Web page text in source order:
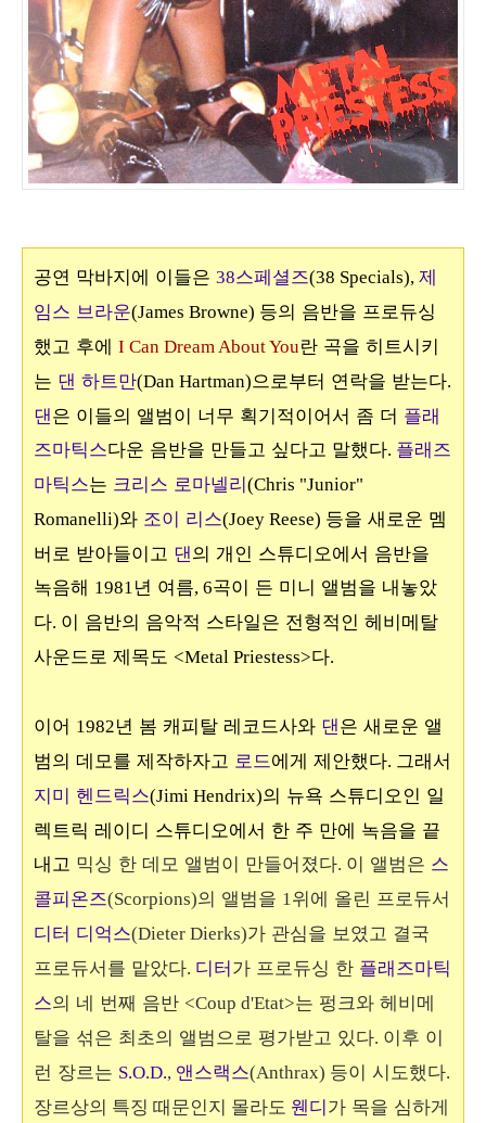
공연 막바지에 이들은 38스페셜즈(38 Specials), 제
임스 브라운(James Browne) 등의 음반을 프로듀싱
했고 후에 I Can Dream About You란 곡을 히트시키
는 댄 하트만(Dan Hartman)으로부터 연락을 받는다.
댄은 이들의 앨범이 너무 획기적이어서 좀 더 플래
즈마틱스다운 음반을 만들고 싶다고 말했다. 플래즈
마틱스는 크리스 로마넬리(Chris "Junior"
Romanelli)와 조이 리스(Joey Reese) 등을 새로운 멤
버로 받아들이고 댄의 개인 스튜디오에서 음반을
녹음해 1981 년 여름, 6곡이 든 미니 앨범을 내놓았
다. 이 음반의 음악적 스타일은 전형적인 헤비메탈
사운드로 제목도 <Metal Priestess>다.
이어 1982년 봄 캐피탈 레코드사와 댄은 새로운 앨
범의 데모를 제작하자고 로드에게 제안했다. 그래서
지미 헨드릭스(Jimi Hendrix)의 뉴욕 스튜디오인 일
렉트릭 레이디 스튜디오에서 한 주 만에 녹음을 끝
내고 믹싱 한 데모 앨범이 만들어졌다. 이 앨범은 스
콜피온즈(Scorpions)의 앨범을 1 위에 올린 프로듀서
디터 디억스(Dieter Dierks)가 관심을 보였고 결국
프로듀서를 맡았다. 디터가 프로듀싱 한 플래즈마틱
스의 네 번째 음반 <Coup d'Etat>는 펑크와 헤비메
탈을 섞은 최초의 앨범으로 평가받고 있다. 이후 이
런 장르는 S.O.D., 앤스랙스(Anthrax) 등이 시도했다.
장르상의 특징 때문인지 몰라도 웬디가 목을 심하게